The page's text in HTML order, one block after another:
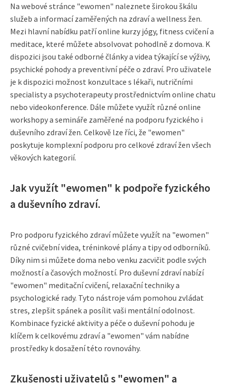
Na webové stránce "ewomen" naleznete širokou škálu
služeb a informací zaměřených na zdraví a wellness žen.
Mezi hlavní nabídku patří online kurzy jógy, fitness cvičení a
meditace, které můžete absolvovat pohodlně z domova. K
dispozici jsou také odborné články a videa týkající se výživy,
psychické pohody a preventivní péče o zdraví. Pro uživatele
je k dispozici možnost konzultace s lékaři, nutričními
specialisty a psychoterapeuty prostřednictvím online chatu
nebo videokonference. Dále můžete využít různé online
workshopy a semináře zaměřené na podporu fyzického i
duševního zdraví žen. Celkově lze říci, že "ewomen"
poskytuje komplexní podporu pro celkové zdraví žen všech
věkových kategorií.
Jak využít "ewomen" k podpoře fyzického
a duševního zdraví.
Pro podporu fyzického zdraví můžete využít na "ewomen"
různé cvičební videa, tréninkové plány a tipy od odborníků.
Díky nim si můžete doma nebo venku zacvičit podle svých
možností a časových možností. Pro duševní zdraví nabízí
"ewomen" meditační cvičení, relaxační techniky a
psychologické rady. Tyto nástroje vám pomohou zvládat
stres, zlepšit spánek a posílit vaši mentální odolnost.
Kombinace fyzické aktivity a péče o duševní pohodu je
klíčem k celkovému zdraví a "ewomen" vám nabídne
prostředky k dosažení této rovnováhy.
Zkušenosti uživatelů s "ewomen" a